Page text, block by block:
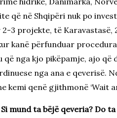
që në Shqipëri nuk po
3 projekte, të
kanë përfunduar
që nga kjo pikëpamje, ajo që
nga ana e
kemi qenë gjithmonë ‘Wait
mund ta bëjë qeveria? Do